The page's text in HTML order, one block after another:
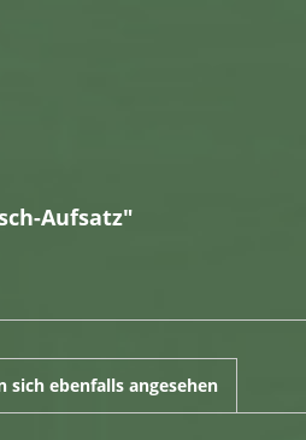
Aufsatz"
sich ebenfalls angesehen